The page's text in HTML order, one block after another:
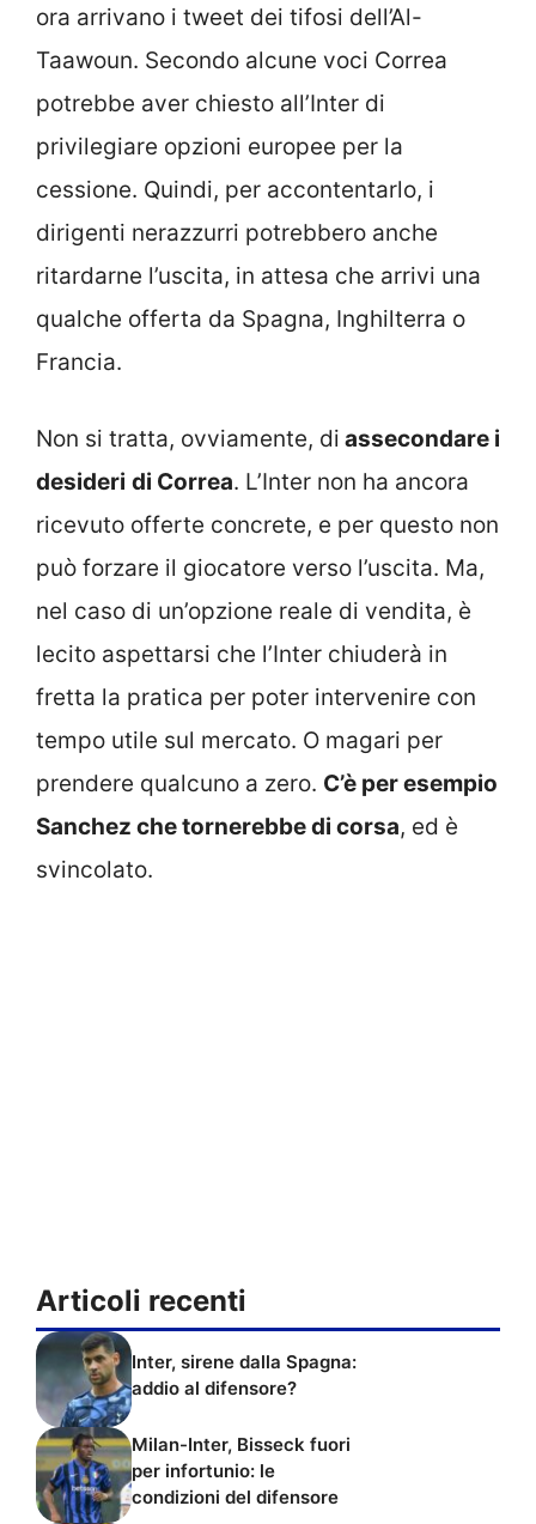
ora arrivano i tweet dei tifosi dell’Al-
Taawoun. Secondo alcune voci Correa
potrebbe aver chiesto all’Inter di
privilegiare opzioni europee per la
cessione. Quindi, per accontentarlo, i
dirigenti nerazzurri potrebbero anche
ritardarne l’uscita, in attesa che arrivi una
qualche offerta da Spagna, Inghilterra o
Francia.
Non si tratta, ovviamente, di assecondare i
desideri di Correa. L’Inter non ha ancora
ricevuto offerte concrete, e per questo non
può forzare il giocatore verso l’uscita. Ma,
nel caso di un’opzione reale di vendita, è
lecito aspettarsi che l’Inter chiuderà in
fretta la pratica per poter intervenire con
tempo utile sul mercato. O magari per
prendere qualcuno a zero. C’è per esempio
Sanchez che tornerebbe di corsa, ed è
svincolato.
Articoli recenti
Inter, sirene dalla Spagna:
addio al difensore?
Milan-Inter, Bisseck fuori
per infortunio: le
condizioni del difensore